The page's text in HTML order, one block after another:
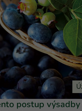
postup